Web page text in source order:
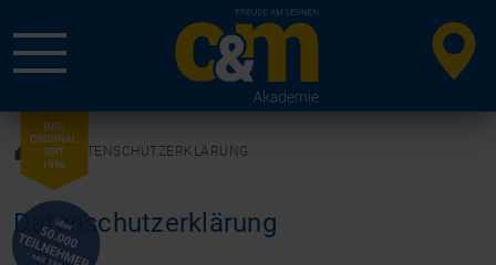
DATENSCHUTZERKLÄRUNG
Datenschutz­erklärung